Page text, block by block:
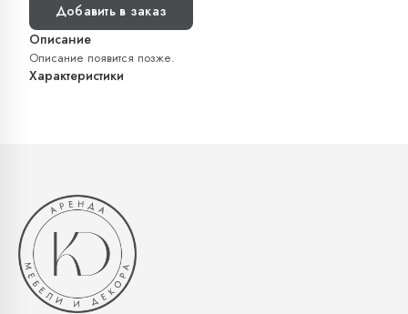
Добавить в заказ
Описание
Описание появится позже.
Характеристики